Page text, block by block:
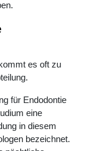
es oft zu
für Endodontie
eine
in diesem
bezeichnet.